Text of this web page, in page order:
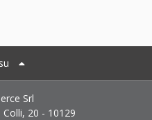
Srl
20 - 10129